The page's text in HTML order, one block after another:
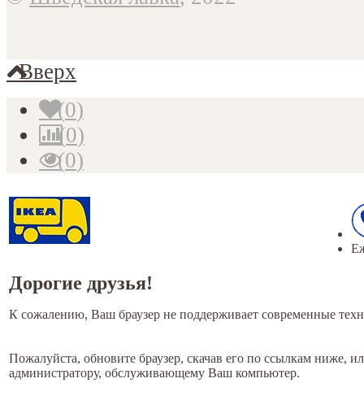
Вверх
(0)
(0)
(0)
Дорогие друзья!
К сожалению, Ваш браузер не поддерживает современные
Пожалуйста, обновите браузер, скачав его по ссылкам ниже,
администратору, обслуживающему Ваш компьютер.